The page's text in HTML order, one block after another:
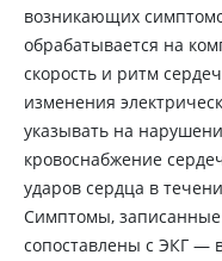
возникающих
обрабатывается на
скорость и ритм
изменения
указывать на
кровоснабжение
ударов сердца в
Симптомы, записанные
сопоставлены с ЭКГ —